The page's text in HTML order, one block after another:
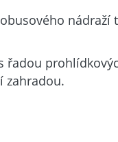
nádraží
řadou
zahradou.